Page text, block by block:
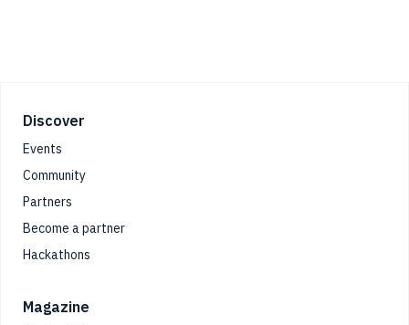
Footer
Discover
Events
Community
Partners
Become a partner
Hackathons
Magazine